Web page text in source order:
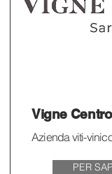
Vigne
Azienda viti-
PER